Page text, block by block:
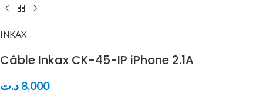
INKAX
Câble Inkax CK-45-IP iPhone 2.1A
8,000 د.ت